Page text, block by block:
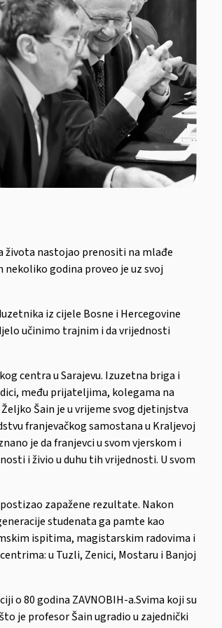
života nastojao prenositi na mlađe
godina proveo je uz svoj
iz cijele Bosne i Hercegovine
učinimo trajnim i da vrijednosti
centra u Sarajevu. Izuzetna briga i
među prijateljima, kolegama na
Šain je u vrijeme svog djetinjstva
franjevačkog samostana u Kraljevoj
je da franjevci u svom vjerskom i
i živio u duhu tih vrijednosti. U svom
zapažene rezultate. Nakon
studenata ga pamte kao
ispitima, magistarskim radovima i
u Tuzli, Zenici, Mostaru i Banjoj
o 80 godina ZAVNOBIH-a.Svima koji su
je profesor Šain ugradio u zajednički